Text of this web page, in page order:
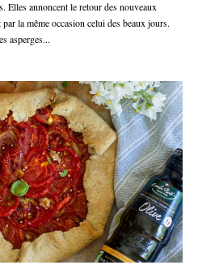
Elles annoncent le retour des nouveaux
la même occasion celui des beaux jours.
asperges...